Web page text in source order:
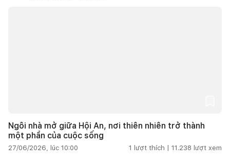
Ngôi nhà mở giữa Hội An, nơi thiên nhiên trở thành
một phần của cuộc sống
27/06/2026, lúc 10:00 1 lượt thích | 11.238 lượt xem